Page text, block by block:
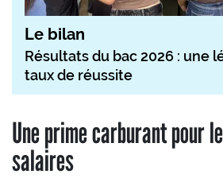
Le bilan
Résultats du bac 2026 : une
taux de réussite
Une prime carburant pour
salaires